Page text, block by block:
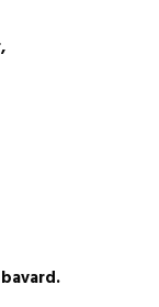
bavard.